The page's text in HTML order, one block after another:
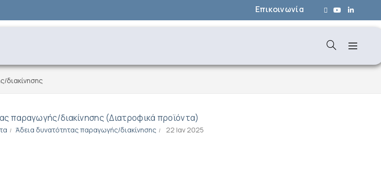
Επικοινωνία
διακίνησης
παραγωγής/διακίνησης (Διατροφικά προϊόντα)
Άδεια δυνατότητας παραγωγής/διακίνησης 22 Ιαν 2025